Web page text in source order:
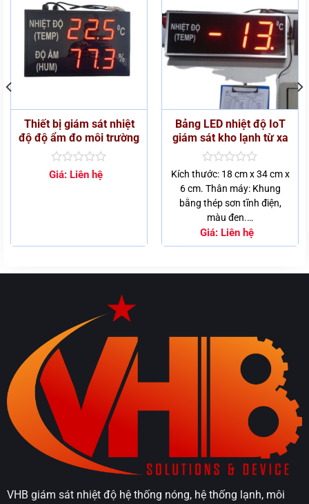
Thiết bị giám sát nhiệt
độ độ ẩm đo môi trường
Được
Giá: Liên hệ
Bảng LED nhiệt độ IoT
giám sát kho lạnh từ xa
Được
xếp
hạng
0
5
sao
Kích thước: 18 cm x 34 cm x
6 cm. Thân máy: Khung
bằng thép sơn tĩnh điện,
màu đen.…
Giá: Liên hệ
VHB giám sát nhiệt độ hệ thống nóng, hệ thống lạnh, môi